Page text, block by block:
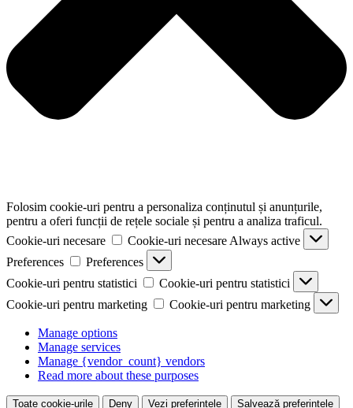
Folosim cookie-uri pentru a personaliza conținutul și anunțurile,
pentru a oferi funcții de rețele sociale și pentru a analiza traficul.
Cookie-uri necesare
Cookie-uri necesare Always active
Preferences
Preferences
Cookie-uri pentru statistici
Cookie-uri pentru statistici
Cookie-uri pentru marketing
Cookie-uri pentru marketing
Manage options
Manage services
Manage {vendor_count} vendors
Read more about these purposes
Toate cookie-urile Deny Vezi preferințele Salvează preferințele